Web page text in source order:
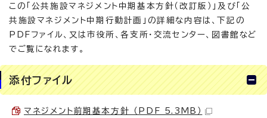
この「公共施設マネジメント中期基本方針（改訂版）」及び「公
共施設マネジメント中期行動計画」の詳細な内容は、下記の
PDFファイル、又は市役所、各支所・交流センター、図書館など
でご覧になれます。
添付ファイル
マネジメント前期基本方針 （PDF 5.3MB）